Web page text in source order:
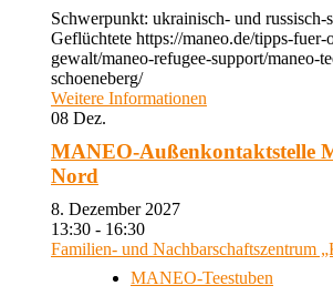
Schwerpunkt: ukrainisch- und russisch-
Geflüchtete https://maneo.de/tipps-
gewalt/maneo-refugee-support/maneo-
schoeneberg/
Weitere Informationen
08 Dez.
MANEO-Außenkontaktstelle
Nord
8. Dezember 2027
13:30 - 16:30
Familien- und Nachbarschaftszentrum
MANEO-Teestuben